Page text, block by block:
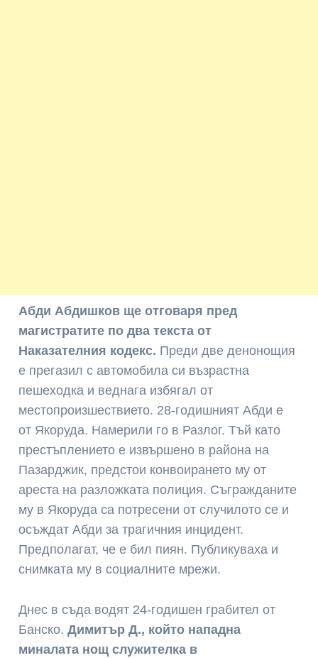
Абди Абдишков ще отговаря пред
магистратите по два текста от
Наказателния кодекс. Преди две денонощия
е прегазил с автомобила си възрастна
пешеходка и веднага избягал от
местопроизшествието. 28-годишният Абди е
от Якоруда. Намерили го в Разлог. Тъй като
престъплението е извършено в района на
Пазарджик, предстои конвоирането му от
ареста на разложката полиция. Съгражданите
му в Якоруда са потресени от случилото се и
осъждат Абди за трагичния инцидент.
Предполагат, че е бил пиян. Публикуваха и
снимката му в социалните мрежи.
Днес в съда водят 24-годишен грабител от
Банско.Димитър Д., който нападна
миналата нощ служителка в